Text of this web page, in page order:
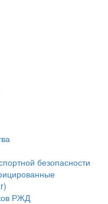
безопасности
РЖД